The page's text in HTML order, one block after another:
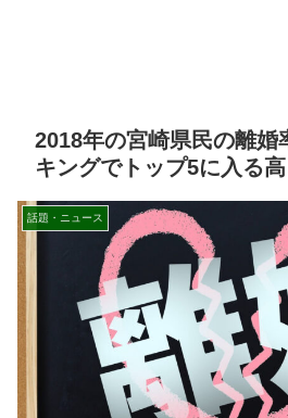
2018年の宮崎県民の離婚
キングでトップ5に入る
話題・ニュース